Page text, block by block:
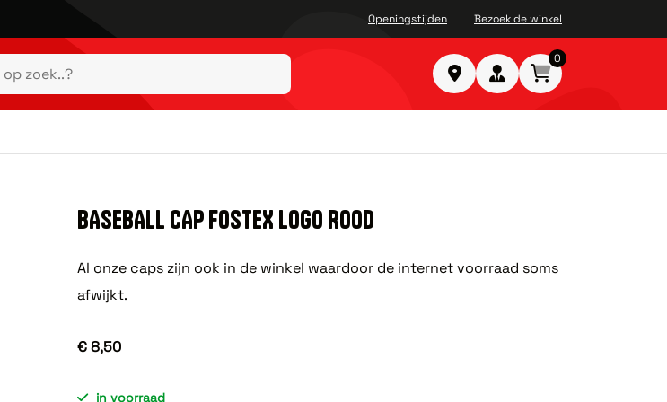
Openingstijden Bezoek de winkel
0
BASEBALL CAP FOSTEX LOGO ROOD
Al onze caps zijn ook in de winkel waardoor de internet voorraad soms
afwijkt.
€ 8,50
in voorraad